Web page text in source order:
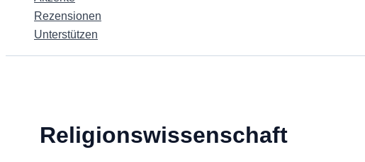
Rezensionen
Unterstützen
Religionswissenschaft